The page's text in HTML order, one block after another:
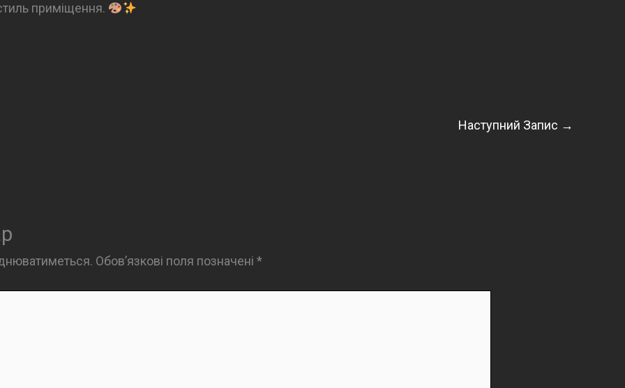
приміщення.
Наступний Запис →
Обов’язкові поля позначені*